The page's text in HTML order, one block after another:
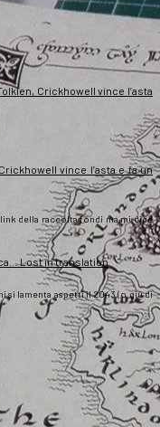
Crickhowell vince l’asta
vince l’asta e fa un
della raccolta fondi ma mi dice
Lost in translation
si lamenta aspetti il 2043 (o giù di